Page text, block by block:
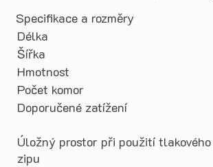
Specifikace a rozměry
Délka
Šířka
Hmotnost
Počet komor
Doporučené zatížení
Úložný prostor při použití tlakového
zipu